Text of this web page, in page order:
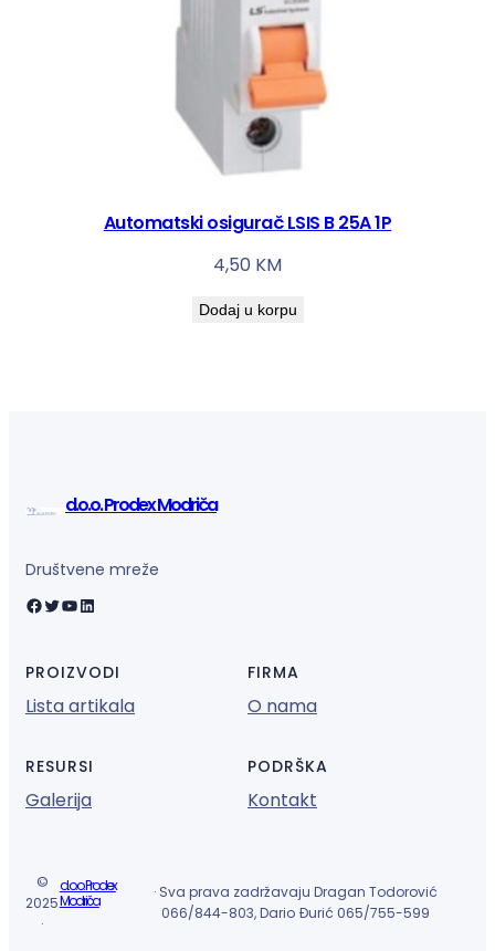
Automatski osigurač LSIS B 25A 1P
4,50 KM
Dodaj u korpu
d.o.o. Prodex Modriča
Društvene mreže
Facebook Twitter YouTube LinkedIn
PROIZVODI
Lista artikala
FIRMA
O nama
RESURSI
Galerija
PODRŠKA
Kontakt
©
2025
·
d.o.o. Prodex
Modriča
· Sva prava zadržavaju Dragan Todorović
066/844-803, Dario Đurić 065/755-599